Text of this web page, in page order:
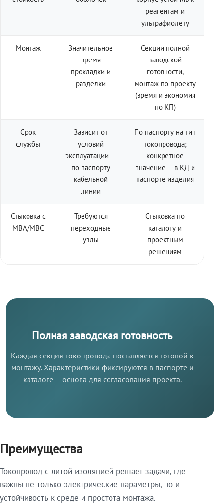
реагентам и
ультрафиолету
Монтаж
Значительное
время
прокладки и
разделки
Секции полной
заводской
готовности,
монтаж по проекту
(время и экономия
по КП)
Срок
службы
Зависит от
условий
эксплуатации —
по паспорту
кабельной
линии
По паспорту на тип
токопровода;
конкретное
значение — в КД и
паспорте изделия
Стыковка с
МВА/МВС
Требуются
переходные
узлы
Стыковка по
каталогу и
проектным
решениям
Полная заводская готовность
Каждая секция токопровода поставляется готовой к
монтажу. Характеристики фиксируются в паспорте и
каталоге — основа для согласования проекта.
Преимущества
Токопровод с литой изоляцией решает задачи, где
важны не только электрические параметры, но и
устойчивость к среде и простота монтажа.